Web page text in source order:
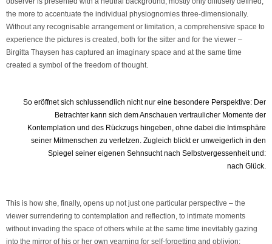
the more to accentuate the individual physiognomies three-dimensionally.
Without any recognisable arrangement or limitation, a comprehensive space to
experience the pictures is created, both for the sitter and for the viewer –
Birgitta Thaysen has captured an imaginary space and at the same time
created a symbol of the freedom of thought.
So eröffnet sich schlussendlich nicht nur eine besondere Perspektive: Der
Betrachter kann sich dem Anschauen vertraulicher Momente der
Kontemplation und des Rückzugs hingeben, ohne dabei die Intimsphäre
seiner Mitmenschen zu verletzen. Zugleich blickt er unweigerlich in den
Spiegel seiner eigenen Sehnsucht nach Selbstvergessenheit und:
nach Glück.
This is how she, finally, opens up not just one particular perspective – the
viewer surrendering to contemplation and reflection, to intimate moments
without invading the space of others while at the same time inevitably gazing
into the mirror of his or her own yearning for self-forgetting and oblivion: